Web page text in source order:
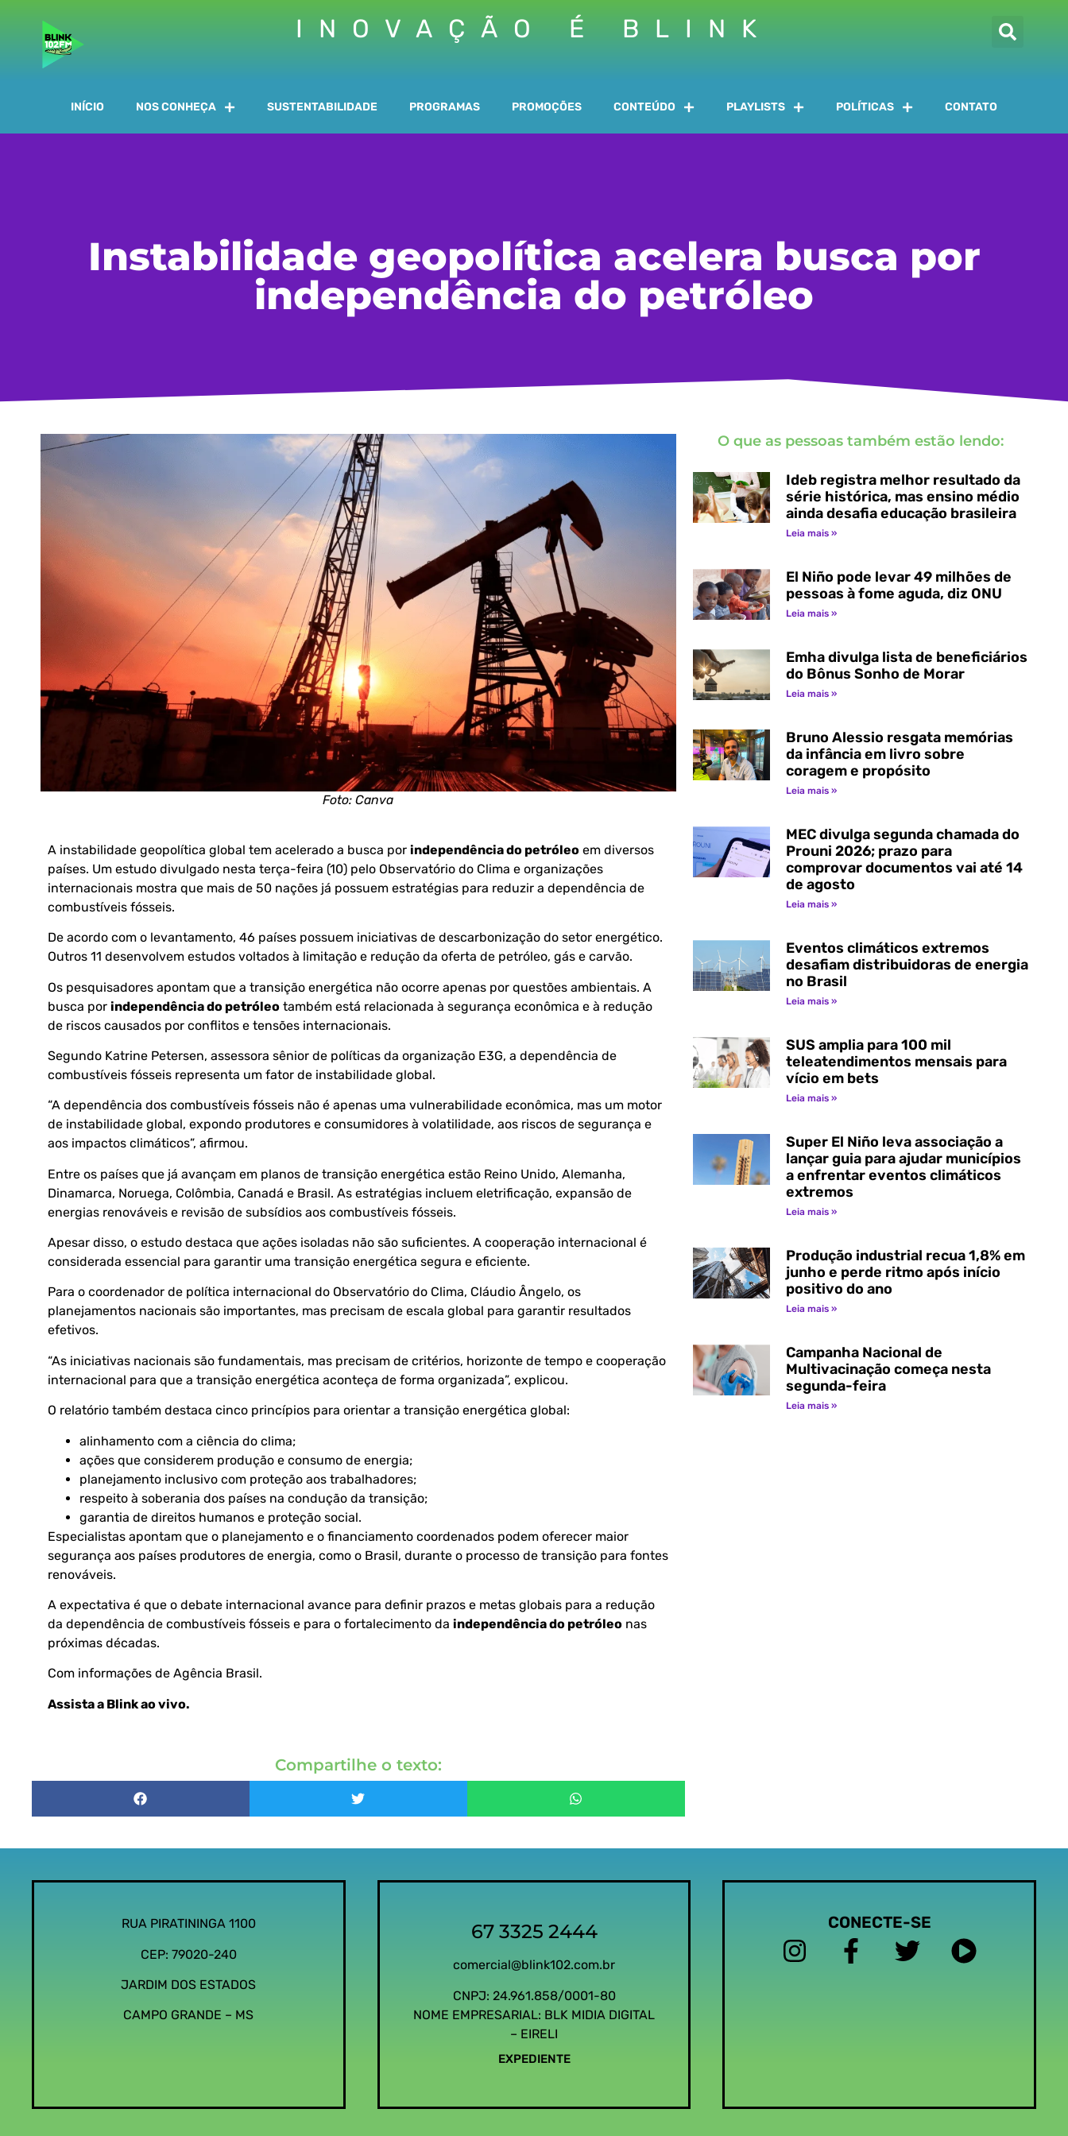
INOVAÇÃO É BLINK
INÍCIO NOS CONHEÇA SUSTENTABILIDADE PROGRAMAS PROMOÇÕES CONTEÚDO PLAYLISTS POLÍTICAS CONTATO
Instabilidade geopolítica acelera busca por
independência do petróleo
Foto: Canva
A instabilidade geopolítica global tem acelerado a busca por independência do petróleo em diversos
países. Um estudo divulgado nesta terça-feira (10) pelo Observatório do Clima e organizações
internacionais mostra que mais de 50 nações já possuem estratégias para reduzir a dependência de
combustíveis fósseis.
De acordo com o levantamento, 46 países possuem iniciativas de descarbonização do setor energético.
Outros 11 desenvolvem estudos voltados à limitação e redução da oferta de petróleo, gás e carvão.
Os pesquisadores apontam que a transição energética não ocorre apenas por questões ambientais. A
busca por independência do petróleo também está relacionada à segurança econômica e à redução
de riscos causados por conflitos e tensões internacionais.
Segundo Katrine Petersen, assessora sênior de políticas da organização E3G, a dependência de
combustíveis fósseis representa um fator de instabilidade global.
“A dependência dos combustíveis fósseis não é apenas uma vulnerabilidade econômica, mas um motor
de instabilidade global, expondo produtores e consumidores à volatilidade, aos riscos de segurança e
aos impactos climáticos”, afirmou.
Entre os países que já avançam em planos de transição energética estão Reino Unido, Alemanha,
Dinamarca, Noruega, Colômbia, Canadá e Brasil. As estratégias incluem eletrificação, expansão de
energias renováveis e revisão de subsídios aos combustíveis fósseis.
Apesar disso, o estudo destaca que ações isoladas não são suficientes. A cooperação internacional é
considerada essencial para garantir uma transição energética segura e eficiente.
Para o coordenador de política internacional do Observatório do Clima, Cláudio Ângelo, os
planejamentos nacionais são importantes, mas precisam de escala global para garantir resultados
efetivos.
“As iniciativas nacionais são fundamentais, mas precisam de critérios, horizonte de tempo e cooperação
internacional para que a transição energética aconteça de forma organizada”, explicou.
O relatório também destaca cinco princípios para orientar a transição energética global:
alinhamento com a ciência do clima;
ações que considerem produção e consumo de energia;
planejamento inclusivo com proteção aos trabalhadores;
respeito à soberania dos países na condução da transição;
garantia de direitos humanos e proteção social.
Especialistas apontam que o planejamento e o financiamento coordenados podem oferecer maior
segurança aos países produtores de energia, como o Brasil, durante o processo de transição para fontes
renováveis.
A expectativa é que o debate internacional avance para definir prazos e metas globais para a redução
da dependência de combustíveis fósseis e para o fortalecimento da independência do petróleo nas
próximas décadas.
Com informações de Agência Brasil.
Assista a Blink ao vivo.
Compartilhe o texto:
O que as pessoas também estão lendo:
Ideb registra melhor resultado da
série histórica, mas ensino médio
ainda desafia educação brasileira
Leia mais »
El Niño pode levar 49 milhões de
pessoas à fome aguda, diz ONU
Leia mais »
Emha divulga lista de beneficiários
do Bônus Sonho de Morar
Leia mais »
Bruno Alessio resgata memórias
da infância em livro sobre
coragem e propósito
Leia mais »
MEC divulga segunda chamada do
Prouni 2026; prazo para
comprovar documentos vai até 14
de agosto
Leia mais »
Eventos climáticos extremos
desafiam distribuidoras de energia
no Brasil
Leia mais »
SUS amplia para 100 mil
teleatendimentos mensais para
vício em bets
Leia mais »
Super El Niño leva associação a
lançar guia para ajudar municípios
a enfrentar eventos climáticos
extremos
Leia mais »
Produção industrial recua 1,8% em
junho e perde ritmo após início
positivo do ano
Leia mais »
Campanha Nacional de
Multivacinação começa nesta
segunda-feira
Leia mais »
RUA PIRATININGA 1100
CEP: 79020-240
JARDIM DOS ESTADOS
CAMPO GRANDE – MS
67 3325 2444
comercial@blink102.com.br
CNPJ: 24.961.858/0001-80
NOME EMPRESARIAL: BLK MIDIA DIGITAL
– EIRELI
EXPEDIENTE
CONECTE-SE